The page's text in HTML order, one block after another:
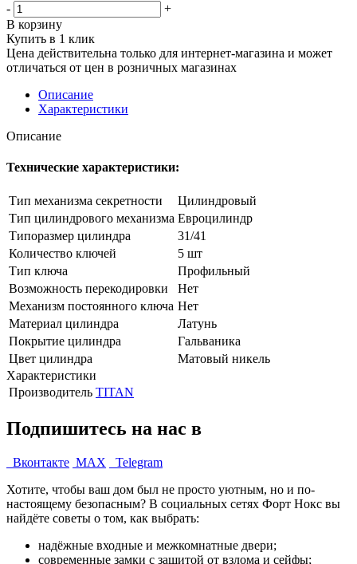
-
+
В корзину
Купить в 1 клик
Цена действительна только для интернет-магазина и может
отличаться от цен в розничных магазинах
Описание
Характеристики
Описание
Технические характеристики:
Тип механизма секретности
Цилиндровый
Тип цилиндрового механизма Евроцилиндр
Типоразмер цилиндра
31/41
Количество ключей
5 шт
Тип ключа
Профильный
Возможность перекодировки
Нет
Механизм постоянного ключа Нет
Материал цилиндра
Латунь
Покрытие цилиндра
Гальваника
Цвет цилиндра
Матовый никель
Характеристики
Производитель TITAN
Подпишитесь на нас в
Вконтакте MAX
Telegram
Хотите, чтобы ваш дом был не просто уютным, но и по-
настоящему безопасным? В социальных сетях Форт Нокс вы
найдёте советы о том, как выбрать:
надёжные входные и межкомнатные двери;
современные замки с защитой от взлома и сейфы;